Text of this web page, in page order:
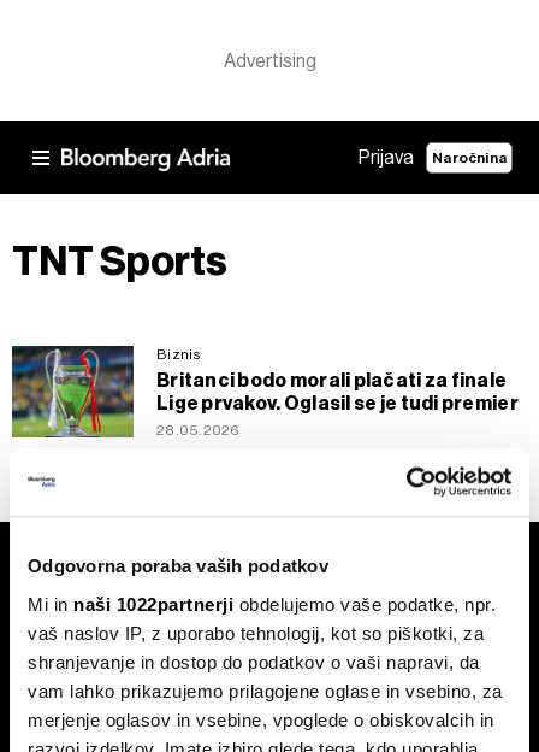
Odgovorna poraba vaših podatkov
Mi in naši 1022partnerji obdelujemo vaše podatke, npr.
vaš naslov IP, z uporabo tehnologij, kot so piškotki, za
shranjevanje in dostop do podatkov o vaši napravi, da
vam lahko prikazujemo prilagojene oglase in vsebino, za
merjenje oglasov in vsebine, vpoglede o obiskovalcih in
Prijava Naročnina
TNT Sports
Biznis
Britanci bodo morali plačati za finale
Lige prvakov. Oglasil se je tudi premier
28.05.2026
Naročite se na e-
pismo